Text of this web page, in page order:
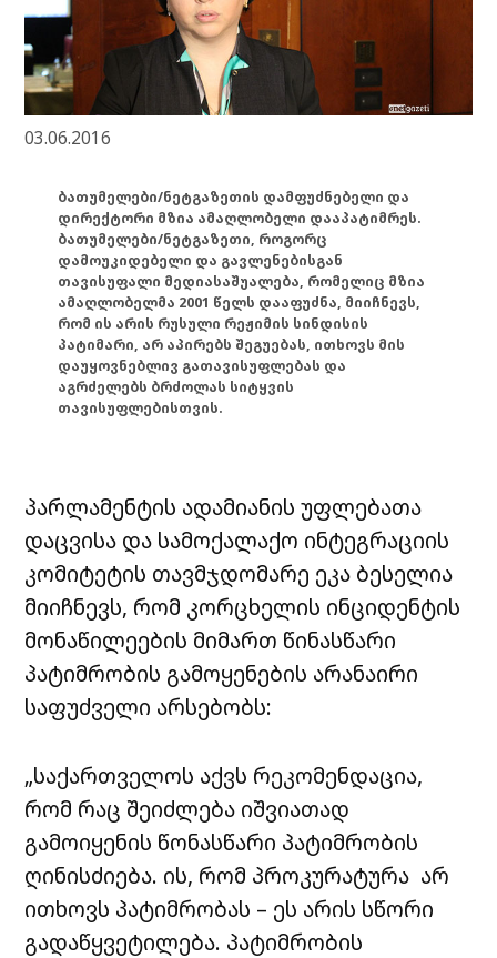
03.06.2016
ბათუმელები/ნეტგაზეთის დამფუძნებელი და
დირექტორი მზია ამაღლობელი დააპატიმრეს.
ბათუმელები/ნეტგაზეთი, როგორც
დამოუკიდებელი და გავლენებისგან
თავისუფალი მედიასაშუალება, რომელიც მზია
ამაღლობელმა 2001 წელს დააფუძნა, მიიჩნევს,
რომ ის არის რუსული რეჟიმის სინდისის
პატიმარი, არ აპირებს შეგუებას, ითხოვს მის
დაუყოვნებლივ გათავისუფლებას და
აგრძელებს ბრძოლას სიტყვის
თავისუფლებისთვის.
პარლამენტის ადამიანის უფლებათა
დაცვისა და სამოქალაქო ინტეგრაციის
კომიტეტის თავმჯდომარე ეკა ბესელია
მიიჩნევს, რომ კორცხელის ინციდენტის
მონაწილეების მიმართ წინასწარი
პატიმრობის გამოყენების არანაირი
საფუძველი არსებობს:
„საქართველოს აქვს რეკომენდაცია,
რომ რაც შეიძლება იშვიათად
გამოიყენის წონასწარი პატიმრობის
ღინისძიება. ის, რომ პროკურატურა არ
ითხოვს პატიმრობას – ეს არის სწორი
გადაწყვეტილება. პატიმრობის